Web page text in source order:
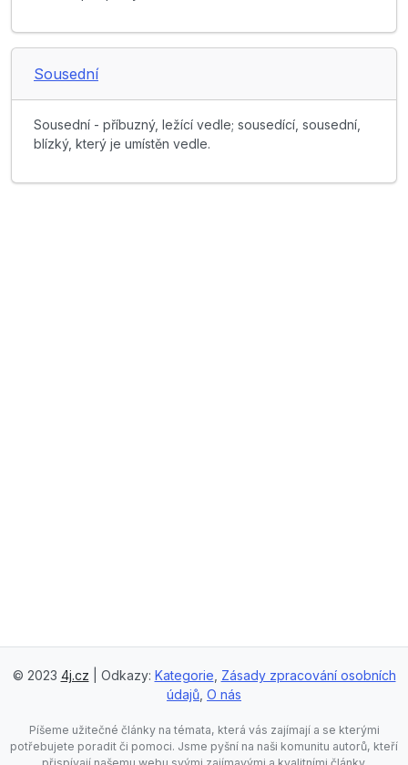
Sousední
Sousední - příbuzný, ležící vedle; sousedící, sousední,
blízký, který je umístěn vedle.
© 2023 4j.cz | Odkazy: Kategorie Zásady zpracování osobních
údajů O nás
Píšeme užitečné články na témata, která vás zajímají a se kterými
potřebujete poradit či pomoci. Jsme pyšní na naši komunitu autorů, kteří